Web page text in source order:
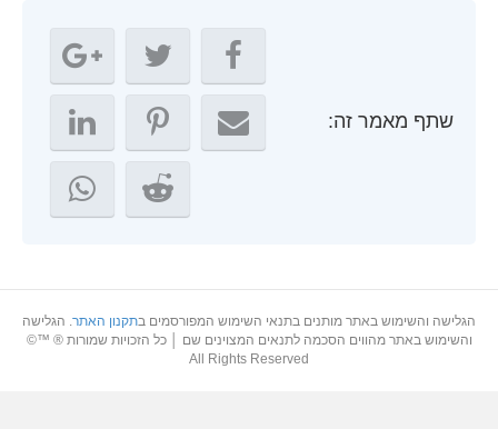
שתף מאמר זה:
הגלישה והשימוש באתר מותנים בתנאי השימוש המפורסמים בתקנון האתר. הגלישה
והשימוש באתר מהווים הסכמה לתנאים המצוינים שם │ כל הזכויות שמורות ® ™©
All Rights Reserved